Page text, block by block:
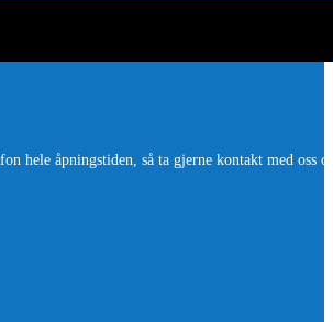
hele åpningstiden, så ta gjerne kontakt med oss